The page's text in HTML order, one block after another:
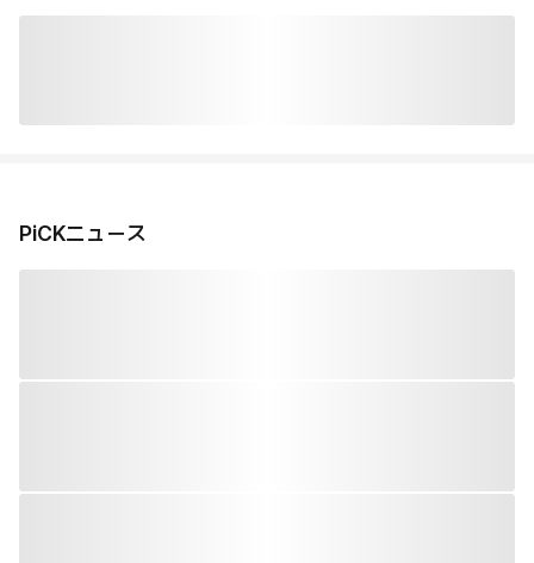
PiCKニュース